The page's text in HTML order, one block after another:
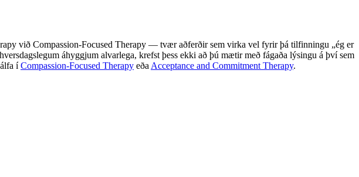
við Compassion-Focused Therapy — tvær aðferðir sem virka vel fyrir þá tilfinningu „ég er
áhyggjum alvarlega, krefst þess ekki að þú mætir með fágaða lýsingu á því sem
íCompassion-Focused Therapy eða Acceptance and Commitment Therapy.